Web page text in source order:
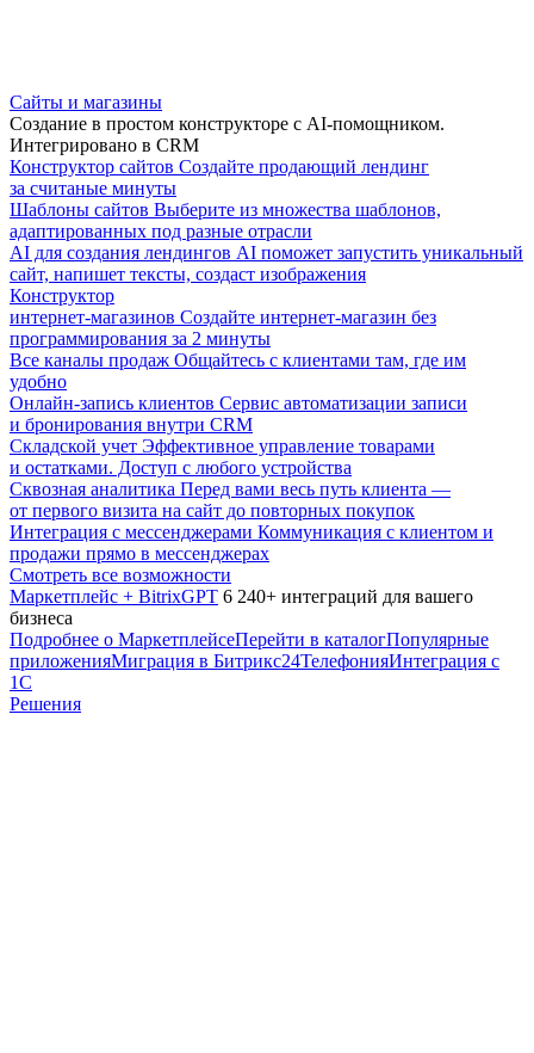
Сайты и магазины
Создание в простом конструкторе с AI-помощником.
Интегрировано в CRM
Конструктор сайтов Создайте продающий лендинг
за считаные минуты
Шаблоны сайтов Выберите из множества шаблонов,
адаптированных под разные отрасли
AI для создания лендингов AI поможет запустить уникальный
сайт, напишет тексты, создаст изображения
Конструктор
интернет-магазинов Создайте интернет-магазин без
программирования за 2 минуты
Все каналы продаж Общайтесь с клиентами там, где им
удобно
Онлайн-запись клиентов Сервис автоматизации записи
и бронирования внутри CRM
Складской учет Эффективное управление товарами
и остатками. Доступ с любого устройства
Сквозная аналитика Перед вами весь путь клиента —
от первого визита на сайт до повторных покупок
Интеграция с мессенджерами Коммуникация с клиентом и
продажи прямо в мессенджерах
Смотреть все возможности
Маркетплейс + BitrixGPT 6 240+ интеграций для вашего
бизнеса
Подробнее о МаркетплейсеПерейти в каталогПопулярные
приложенияМиграция в Битрикс24ТелефонияИнтеграция с
1С
Решения